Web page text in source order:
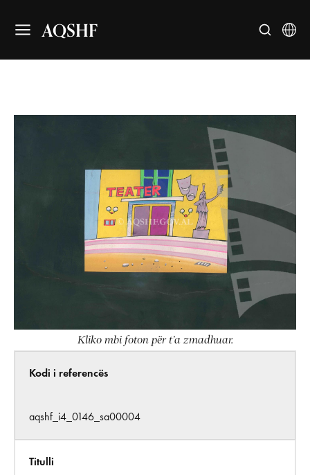
AQSHF
Kliko mbi foton për t’a zmadhuar.
Kodi i referencës
aqshf_i4_0146_sa00004
Titulli